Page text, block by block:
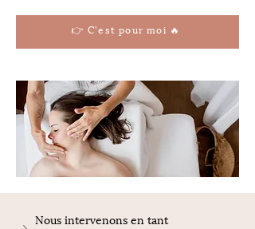
👉 C'est pour moi 🔥
Nous intervenons en tant